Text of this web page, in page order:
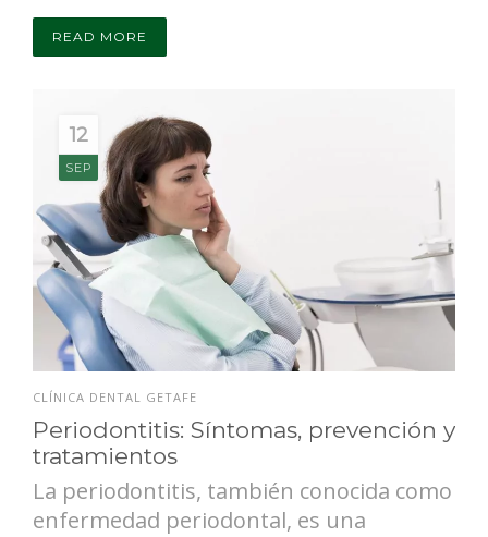
READ MORE
12
SEP
CLÍNICA DENTAL GETAFE
Periodontitis: Síntomas, prevención y
tratamientos
La periodontitis, también conocida como
enfermedad periodontal, es una